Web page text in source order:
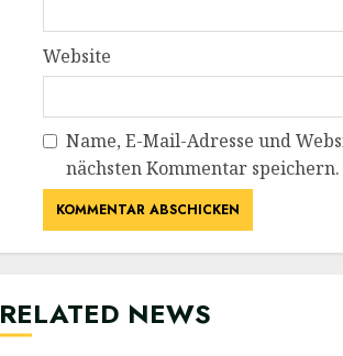
Website
Name, E-Mail-Adresse und
nächsten Kommentar speichern.
RELATED NEWS